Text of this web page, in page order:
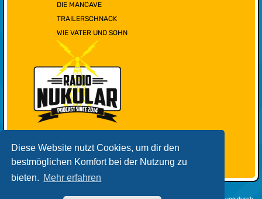
Diese Website nutzt Cookies, um dir den
bestmöglichen Komfort bei der Nutzung zu
bieten. Mehr erfahren
DIE MANCAVE
TRAILERSCHNACK
WIE VATER UND SOHN